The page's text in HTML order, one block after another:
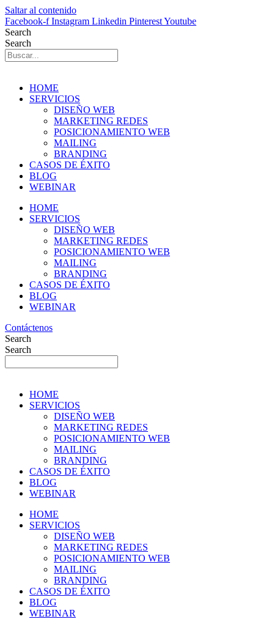
Saltar al contenido
Facebook-f Instagram Linkedin PinterestYoutube
Search
Search
HOME
SERVICIOS
DISEÑO WEB
MARKETING REDES
POSICIONAMIENTO WEB
MAILING
BRANDING
CASOS DE ÉXITO
BLOG
WEBINAR
HOME
SERVICIOS
DISEÑO WEB
MARKETING REDES
POSICIONAMIENTO WEB
MAILING
BRANDING
CASOS DE ÉXITO
BLOG
WEBINAR
Contáctenos
Search
Search
HOME
SERVICIOS
DISEÑO WEB
MARKETING REDES
POSICIONAMIENTO WEB
MAILING
BRANDING
CASOS DE ÉXITO
BLOG
WEBINAR
HOME
SERVICIOS
DISEÑO WEB
MARKETING REDES
POSICIONAMIENTO WEB
MAILING
BRANDING
CASOS DE ÉXITO
BLOG
WEBINAR